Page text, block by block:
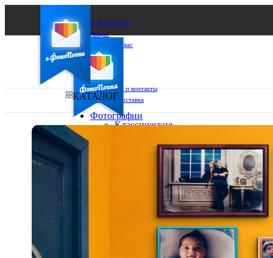
О ФотоПочте
Акции
Сделаем за вас
Бизнесу
FAQ
Франшиза
Поддержка и контакты
Оплата и доставка
Ваш город:
Выберите из списка:
КАТАЛОГ
Фотографии
Классические
10х10
10х15
13х18
15х15
20х30
30х30
30х40